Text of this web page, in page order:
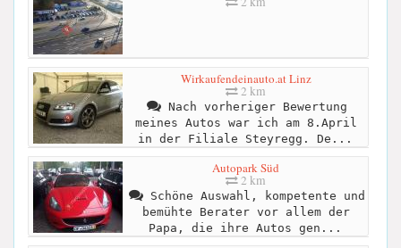
Wirkaufendeinauto.at Linz
2 km
Nach vorheriger Bewertung
meines Autos war ich am 8.April
in der Filiale Steyregg. De...
Autopark Süd
2 km
Schöne Auswahl, kompetente und
bemühte Berater vor allem der
Papa, die ihre Autos gen...